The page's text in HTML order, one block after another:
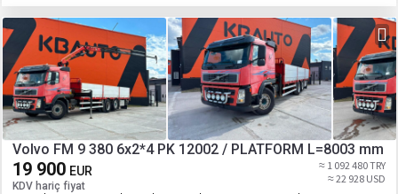
Volvo FM 9 380 6x2*4 PK 12002 / PLATFORM L=8003 mm
19 900 EUR
KDV hariç fiyat
≈ 1 092 480 TRY
≈ 22 928 USD